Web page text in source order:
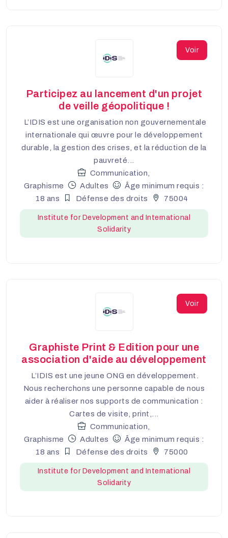
Voir
Participez au lancement d'un projet
de veille géopolitique !
L’IDIS est une organisation non gouvernementale
internationale qui œuvre pour le développement
durable, la gestion des crises, et la réduction de la
pauvreté...
Communication,
Graphisme
Adultes
Âge minimum requis :
18 ans
Défense des droits 75004
Institute for Development and International
Solidarity
Voir
Graphiste Print & Edition pour une
association d'aide au développement
L’IDIS est une jeune ONG en développement.
Nous recherchons une personne capable de nous
aider à réaliser nos supports de communication :
Cartes de visite, print,...
Communication,
Graphisme
Adultes
Âge minimum requis :
18 ans
Défense des droits 75000
Institute for Development and International
Solidarity